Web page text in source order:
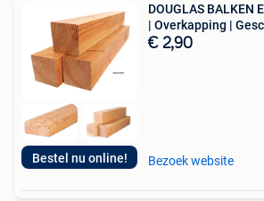
Bestel nu online!
DOUGLAS BALKEN
| Overkapping |
€ 2,90
Bezoek website